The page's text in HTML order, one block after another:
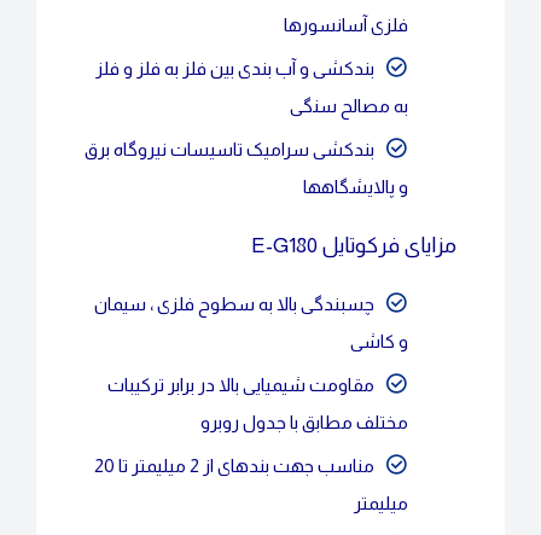
فلزی آسانسورها
بندکشی و آب بندی بین فلز به فلز و فلز
به مصالح سنگی
بندکشی سرامیک تاسیسات نیروگاه برق
و پالایشگاهها
مزایای فرکوتایل E-G180
چسبندگی بالا به سطوح فلزی ، سیمان
و کاشی
مقاومت شیمیایی بالا در برابر ترکیبات
مختلف مطابق با جدول روبرو
مناسب جهت بندهای از 2 میلیمتر تا 20
میلیمتر